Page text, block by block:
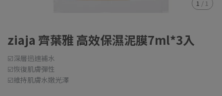
1 / 1
ziaja 齊葉雅 高效保濕泥膜7ml*3入
☑️深層迅速補水
☑️恢復肌膚彈性
☑️維持肌膚水嫩光澤